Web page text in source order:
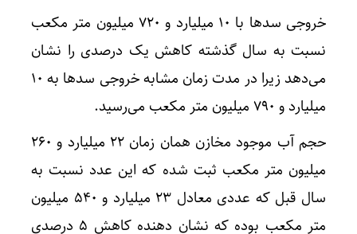
خروجی سدها با ۱۰ میلیارد و ۷۲۰ میلیون متر مکعب
نسبت به سال گذشته کاهش یک درصدی را نشان
می‌دهد زیرا در مدت زمان مشابه خروجی سدها به ۱۰
میلیارد و ۷۹۰ میلیون متر مکعب می‌رسید.
حجم آب موجود مخازن همان زمان ۲۲ میلیارد و ۲۶۰
میلیون متر مکعب ثبت شده که این عدد نسبت به
سال قبل که عددی معادل ۲۳ میلیارد و ۵۴۰ میلیون
متر مکعب بوده که نشان دهنده کاهش ۵ درصدی